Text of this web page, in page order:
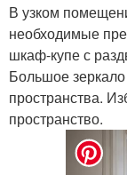
В узком
необходимые
шкаф-купе с
Большое
пространства.
пространство.